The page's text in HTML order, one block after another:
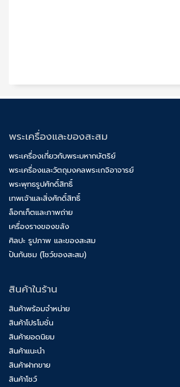
พระเครื่องและของสะสม
พระเครื่องเกี่ยวกับพระมหากษัตริย์
พระเครื่องและวัตถุมงคลพระเกจิอาจารย์
พระพุทธรูปศักดิ์สิทธิ์
เทพเจ้าและสิ่งศักดิ์สิทธิ์
ล็อกเก็ตและภาพถ่าย
เครื่องรางของขลัง
ศิลปะ รูปภาพ และของสะสม
ปันกันชม (โชว์ของสะสม)
สินค้าในร้าน
สินค้าพร้อมจำหน่าย
สินค้าโปรโมชั่น
สินค้ายอดนิยม
สินค้าแนะนำ
สินค้าฝากขาย
สินค้าโชว์